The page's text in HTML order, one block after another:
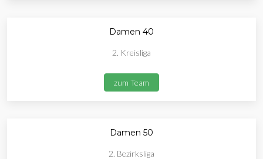
Damen 40
2. Kreisliga
zum Team
Damen 50
2. Bezirksliga